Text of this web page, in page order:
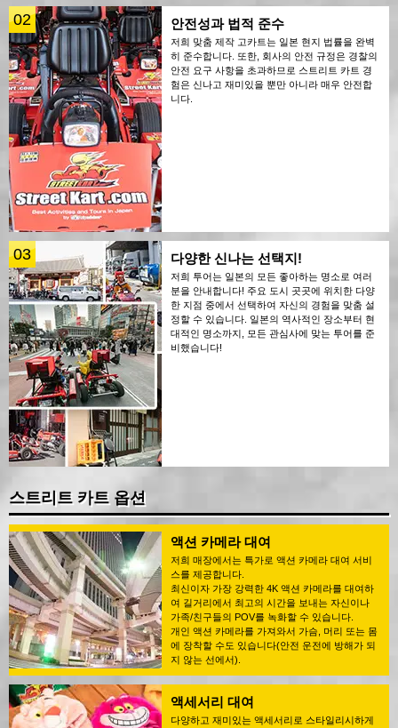
02 안전성과 법적 준수
저희 맞춤 제작 고카트는 일본 현지 법률을 완벽
히 준수합니다. 또한, 회사의 안전 규정은 경찰의
안전 요구 사항을 초과하므로 스트리트 카트 경
험은 신나고 재미있을 뿐만 아니라 매우 안전합
니다.
03 다양한 신나는 선택지!
저희 투어는 일본의 모든 좋아하는 명소로 여러
분을 안내합니다! 주요 도시 곳곳에 위치한 다양
한 지점 중에서 선택하여 자신의 경험을 맞춤 설
정할 수 있습니다. 일본의 역사적인 장소부터 현
대적인 명소까지, 모든 관심사에 맞는 투어를 준
비했습니다!
스트리트 카트 옵션
액션 카메라 대여
저희 매장에서는 특가로 액션 카메라 대여 서비
스를 제공합니다.
최신이자 가장 강력한 4K 액션 카메라를 대여하
여 길거리에서 최고의 시간을 보내는 자신이나
가족/친구들의 POV를 녹화할 수 있습니다.
개인 액션 카메라를 가져와서 가슴, 머리 또는 몸
에 장착할 수도 있습니다(안전 운전에 방해가 되
지 않는 선에서).
액세서리 대여
다양하고 재미있는 액세서리로 스타일리시하게